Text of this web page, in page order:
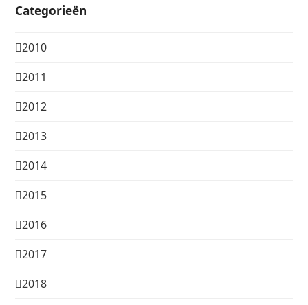
Categorieën
2010
2011
2012
2013
2014
2015
2016
2017
2018